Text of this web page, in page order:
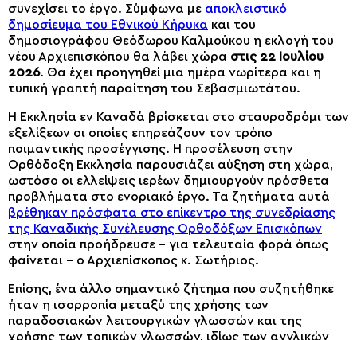
συνεχίσει το έργο. Σύμφωνα με αποκλειστικό
δημοσίευμα του Εθνικού Κήρυκα και του
δημοσιογράφου Θεόδωρου Καλμούκου η εκλογή του
νέου Αρχιεπισκόπου θα λάβει χώρα στις 22 Ιουλίου
2026. Θα έχει προηγηθεί μια ημέρα νωρίτερα και η
τυπική γραπτή παραίτηση του Σεβασμιωτάτου.
Η Εκκλησία εν Καναδά βρίσκεται στο σταυροδρόμι των
εξελίξεων οι οποίες επηρεάζουν τον τρόπο
ποιμαντικής προσέγγισης. Η προσέλευση στην
Ορθόδοξη Εκκλησία παρουσιάζει αύξηση στη χώρα,
ωστόσο οι ελλείψεις ιερέων δημιουργούν πρόσθετα
προβλήματα στο ενοριακό έργο. Τα ζητήματα αυτά
βρέθηκαν πρόσφατα στο επίκεντρο της συνεδρίασης
της Καναδικής Συνέλευσης Ορθοδόξων Επισκόπων
στην οποία προήδρευσε – για τελευταία φορά όπως
φαίνεται – ο Αρχιεπίσκοπος κ. Σωτήριος.
Επίσης, ένα άλλο σημαντικό ζήτημα που συζητήθηκε
ήταν η ισορροπία μεταξύ της χρήσης των
παραδοσιακών λειτουργικών γλωσσών και της
χρήσης των τοπικών γλωσσών, ιδίως των αγγλικών